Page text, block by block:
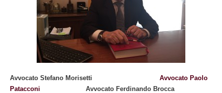
Avvocato Stefano Morisetti Avvocato Paolo
Patacconi Avvocato Ferdinando Brocca